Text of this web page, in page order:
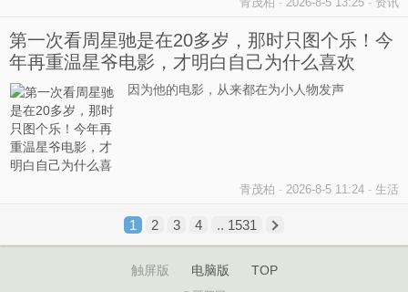
第一次看周星驰是在20多岁，那时只图个乐！今
年再重温星爷电影，才明白自己为什么喜欢
因为他的电影，从来都在为小人物发声
青茂柏 - 2026-8-5 11:24 - 生活
1 2 3 4 .. 1531
触屏版 电脑版 TOP